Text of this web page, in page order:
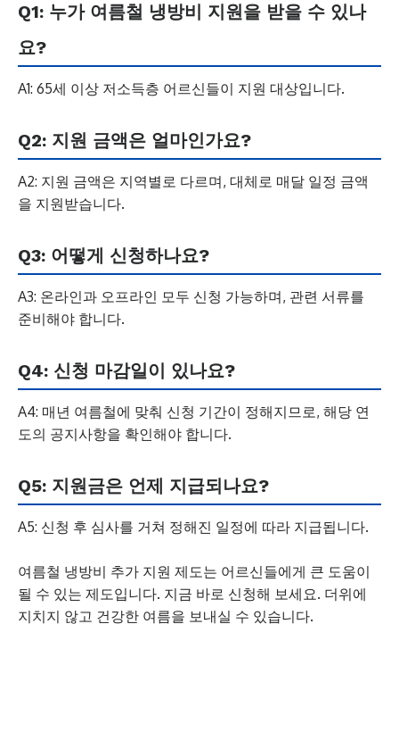
Q1: 누가 여름철 냉방비 지원을 받을 수 있나
요?
A1: 65세 이상 저소득층 어르신들이 지원 대상입니다.
Q2: 지원 금액은 얼마인가요?
A2: 지원 금액은 지역별로 다르며, 대체로 매달 일정 금액
을 지원받습니다.
Q3: 어떻게 신청하나요?
A3: 온라인과 오프라인 모두 신청 가능하며, 관련 서류를
준비해야 합니다.
Q4: 신청 마감일이 있나요?
A4: 매년 여름철에 맞춰 신청 기간이 정해지므로, 해당 연
도의 공지사항을 확인해야 합니다.
Q5: 지원금은 언제 지급되나요?
A5: 신청 후 심사를 거쳐 정해진 일정에 따라 지급됩니다.
여름철 냉방비 추가 지원 제도는 어르신들에게 큰 도움이
될 수 있는 제도입니다. 지금 바로 신청해 보세요. 더위에
지치지 않고 건강한 여름을 보내실 수 있습니다.